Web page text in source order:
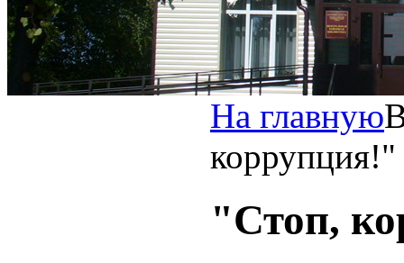
На главную
коррупция!"
"Стоп,